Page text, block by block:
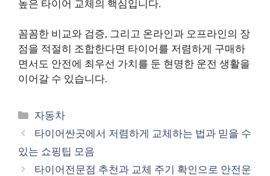
높은 타이어 교체의 핵심입니다.
꼼꼼한 비교와 검증, 그리고 온라인과 오프라인의 장
점을 적절히 조합한다면 타이어를 저렴하게 구매하
면서도 안전에 최우선 가치를 둔 현명한 운전 생활을
이어갈 수 있습니다.
카
테
리
자동차
타이어싼곳에서 저렴하게 교체하는 법과 믿을 수
있는 쇼핑팁 모음
타이어전문점 추천과 교체 주기 확인으로 안전운